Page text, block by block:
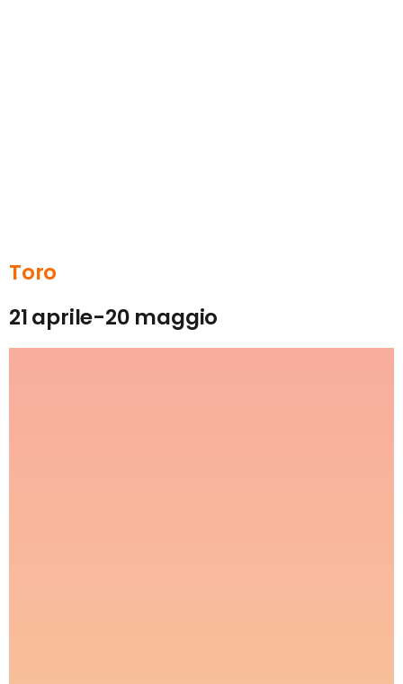
Toro
21 aprile-20 maggio